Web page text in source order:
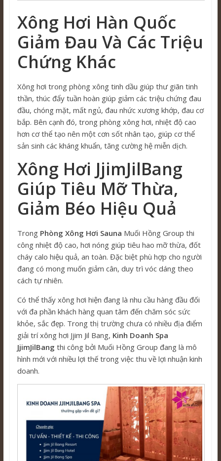
Xông Hơi Hàn Quốc
Giảm Đau Và Các Triệu
Chứng Khác
Xông hơi trong phòng xông tinh dầu giúp thư giãn tinh
thần, thúc đẩy tuần hoàn giúp giảm các triệu chứng đau
đầu, chóng mặt, mất ngủ, đau nhức xương khớp, đau cơ
bắp. Bên cạnh đó, trong phòng xông hơi, nhiệt độ cao
hơn cơ thể tạo nên một cơn sốt nhân tạo, giúp cơ thể
sản sinh các kháng khuẩn, tăng cường hệ miễn dịch.
Xông Hơi JjimJilBang
Giúp Tiêu Mỡ Thừa,
Giảm Béo Hiệu Quả
Trong Phòng Xông Hơi Sauna Muối Hồng Group thi
công nhiệt độ cao, hơi nóng giúp tiêu hao mỡ thừa, đốt
cháy calo hiệu quả, an toàn. Đặc biệt phù hợp cho người
đang có mong muốn giảm cân, duy trì vóc dáng theo
cách tự nhiên.
Có thể thấy xông hơi hiện đang là nhu cầu hàng đầu đối
với đa phần khách hàng quan tâm đến chăm sóc sức
khỏe, sắc đẹp. Trong thị trường chưa có nhiều địa điểm
giải trí xông hơi Jjim Jil Bang, Kinh Doanh Spa
JjimJilBang thi công bởi Muối Hồng Group đang là mô
hình mới với nhiều lợi thế trong việc thu về lợi nhuận kinh
doanh.